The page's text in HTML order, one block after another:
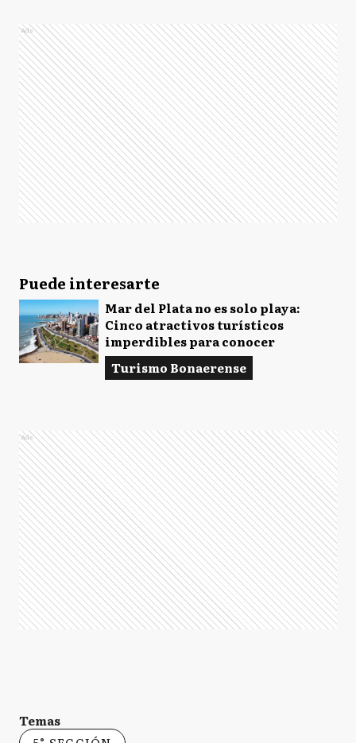
Ads
Puede interesarte
Mar del Plata no es solo playa:
Cinco atractivos turísticos
imperdibles para conocer
Turismo Bonaerense
Ads
Temas